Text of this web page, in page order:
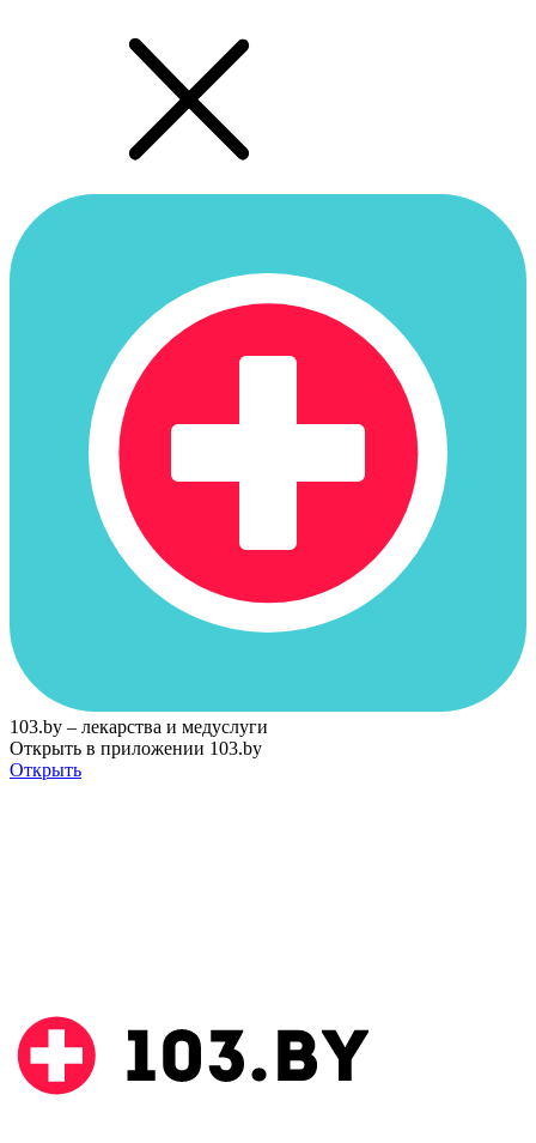
103.by – лекарства и медуслуги
Открыть в приложении 103.by
Открыть